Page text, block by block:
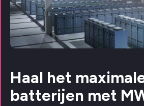
Haal het
batterijen met